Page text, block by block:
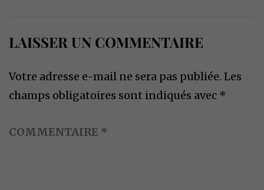
LAISSER UN COMMENTAIRE
Votre adresse e-mail ne sera pas publiée. Les
champs obligatoires sont indiqués avec *
COMMENTAIRE *